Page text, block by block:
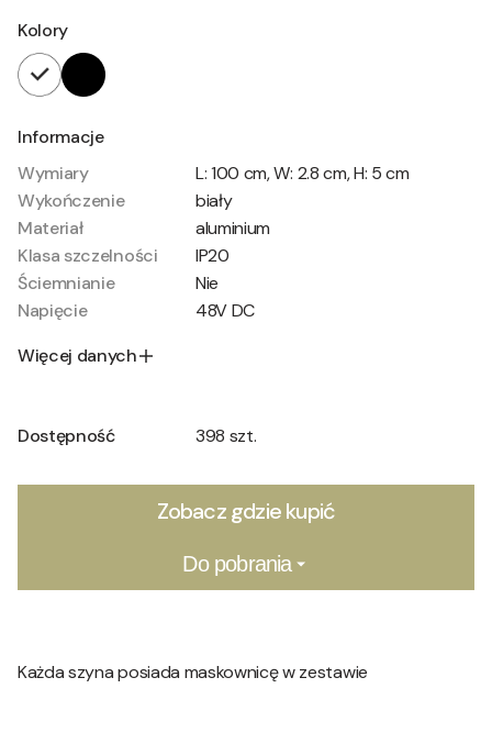
Kolory
Informacje
Wymiary
L: 100 cm, W: 2.8 cm, H: 5 cm
Wykończenie
biały
Materiał
aluminium
Klasa szczelności
IP20
Ściemnianie
Nie
Napięcie
48V DC
Więcej danych
Dostępność 398 szt.
Zobacz gdzie kupić
Do pobrania
Każda szyna posiada maskownicę w zestawie